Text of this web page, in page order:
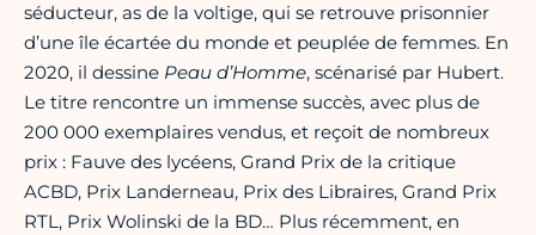
séducteur, as de la voltige, qui se retrouve prisonnier
d’une île écartée du monde et peuplée de femmes. En
2020, il dessine Peau d’Homme, scénarisé par Hubert.
Le titre rencontre un immense succès, avec plus de
200 000 exemplaires vendus, et reçoit de nombreux
prix : Fauve des lycéens, Grand Prix de la critique
ACBD, Prix Landerneau, Prix des Libraires, Grand Prix
RTL, Prix Wolinski de la BD… Plus récemment, en